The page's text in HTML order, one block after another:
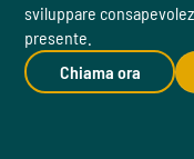
sviluppare
presente.
Chiama ora